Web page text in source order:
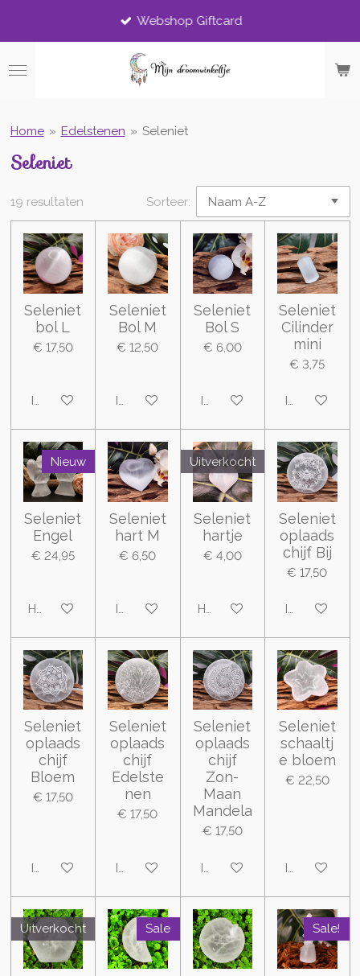
de
Webshop Giftcard
Home » Edelstenen » Seleniet
Seleniet
19 resultaten Sorteer:
Seleniet
bol L
€ 17,50
In winkelwagen
Seleniet
Bol M
€ 12,50
In winkelwagen
Seleniet
Bol S
€ 6,00
In winkelwagen
Seleniet
Cilinder
mini
€ 3,75
In
Nieuw
Seleniet
Engel
€ 24,95
Houd mij op de hoogte
Seleniet
hart M
€ 6,50
In winkelwagen
Uitverkocht
Seleniet
hartje
€ 4,00
Houd mij op de hoogte
Seleniet
oplaads
chijf Bij
€ 17,50
In
Seleniet
oplaads
chijf
Bloem
€ 17,50
In winkelwagen
Seleniet
oplaads
chijf
Edelste
nen
€ 17,50
In winkelwagen
Seleniet
oplaads
chijf
Zon-
Maan
Mandela
€ 17,50
In winkelwagen
Seleniet
schaaltj
e bloem
€ 22,50
In
Uitverkocht Sale Sale!